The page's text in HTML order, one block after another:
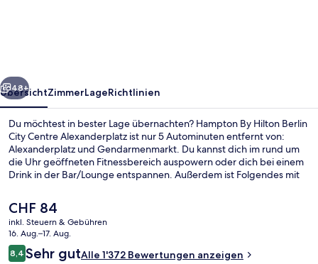
Alexanderplatz
Weiter
48+
ÜbersichtZimmerLageRichtlinien
Du möchtest in bester Lage übernachten? Hampton By Hilton Berlin
City Centre Alexanderplatz ist nur 5 Autominuten entfernt von:
Alexanderplatz und Gendarmenmarkt. Du kannst dich im rund um
die Uhr geöffneten Fitnessbereich auspowern oder dich bei einem
Drink in der Bar/Lounge entspannen. Außerdem ist Folgendes mit
Charlie. Andere Reisende schätzen die fußläufige Entfernung zu
den öffentlichen Verkehrsmitteln: Zur Straßenbahnhaltestelle
Mollstraße-Otto-Braun-Straße sind es nur wenige Schritte und zur
Straßenbahnhaltestelle Mollstraße-Prenzlauer Allee sind es 4
Gehminuten.
Der
aktuelle
Preis
beträgt
CHF 84.
CHF 84
inkl. Steuern & Gebühren
16. Aug.–17. Aug.
Bewertungen
8,48,4 von 10.
Sehr gutAlle 1'372 Bewertungen anzeigen